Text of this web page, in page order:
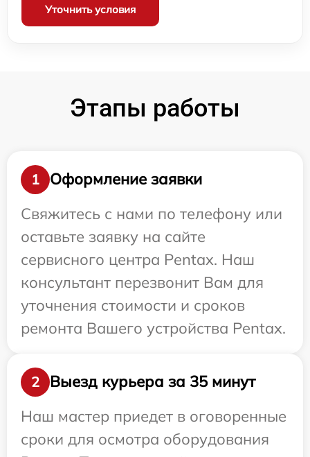
Уточнить условия
Этапы работы
1
Оформление заявки
Свяжитесь с нами по телефону или
оставьте заявку на сайте
сервисного центра Pentax. Наш
консультант перезвонит Вам для
уточнения стоимости и сроков
ремонта Вашего устройства Pentax.
2
Выезд курьера за 35 минут
Наш мастер приедет в оговоренные
сроки для осмотра оборудования